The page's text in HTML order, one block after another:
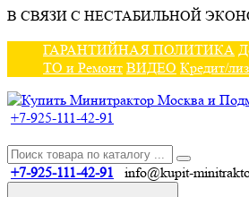
В СВЯЗИ С НЕСТАБИЛЬНОЙ
ГАРАНТИЙНАЯ ПОЛИТИКА
ТО и Ремонт ВИДЕО Кредит/
+7-925-111-42-91
+7-925-111-42-91 info@kupit-